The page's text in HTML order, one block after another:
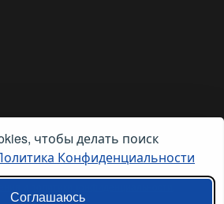
«Инновэйтив Трэвел Текнолоджиз». Все
этого сайта означает принятие правил
чтобы делать поиск
Конфиденциальности
Соглашаюсь